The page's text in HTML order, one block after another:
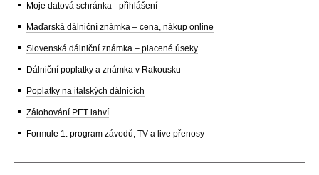
Moje datová schránka - přihlášení
Maďarská dálniční známka – cena, nákup online
Slovenská dálniční známka – placené úseky
Dálniční poplatky a známka v Rakousku
Poplatky na italských dálnicích
Zálohování PET lahví
Formule 1: program závodů, TV a live přenosy